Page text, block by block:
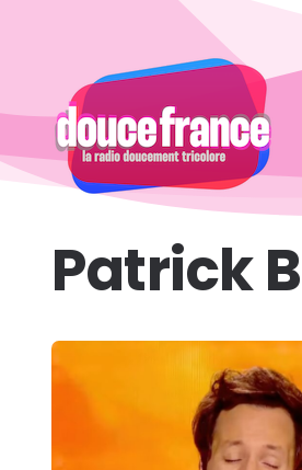
France
Patrick